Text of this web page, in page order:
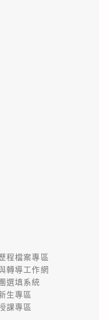
程檔案專區
轉導工作網
選填系統
生專區
課專區